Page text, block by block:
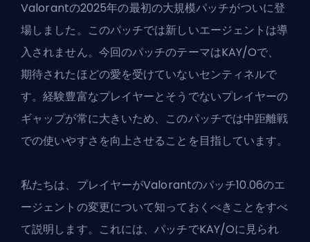
Valorantの2025年の最初の大規模パッチがついに登
場しました。このパッチでは新しいエージェントは導
入されません。今回のパッチのテーマはKAY/Oで、
期待されたほどの愛を受けていないセンティネルで
す。経験豊富なプレイヤーとそうでないプレイヤーの
ギャップが常に大きいため、このパッチでは中距離戦
での使いやすさを向上させることを目指しています。
私たちは、プレイヤーがValorantのパッチ10.06のエ
ージェントの変更について知っておくべきことをすべ
て説明します。これには、パッチでKAY/Oに見られ